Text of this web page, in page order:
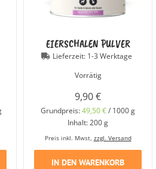
EIERSCHALEN PULVER
Lieferzeit: 1-3 Werktage
Vorrätig
9,90€
Grundpreis:49,50€/ 1000g
Inhalt: 200g
Preis inkl. Mwst, zzgl. Versand
IN DEN WARENKORB